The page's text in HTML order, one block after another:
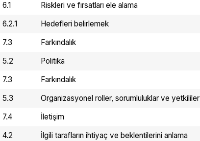
6.1
Riskleri ve fırsatları ele alama
6.2.1
Hedefleri belirlemek
7.3
Farkındalık
5.2
Politika
7.3
Farkındalık
5.3
Organizasyonel roller, sorumluluklar ve yetkililer
7.4
İletişim
4.2
İlgili tarafların ihtiyaç ve beklentilerini anlama